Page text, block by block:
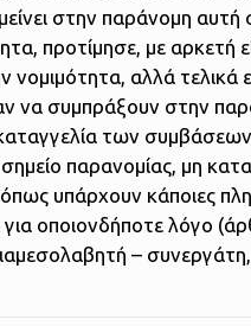
στην παράνομη
προτίμησε, με
αλλά τελικά
να συμπράξουν στην
των
παρανομίας, μη
όπως υπάρχουν κάποιες
για οποιονδήποτε λόγο
–